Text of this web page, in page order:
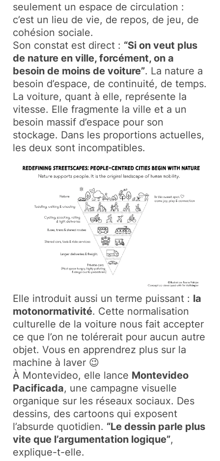
seulement un espace de circulation :
c’est un lieu de vie, de repos, de jeu, de
cohésion sociale.​
Son constat est direct : “Si on veut plus
de nature en ville, forcément, on a
besoin de moins de voiture”. La nature a
besoin d’espace, de continuité, de temps.
La voiture, quant à elle, représente la
vitesse. Elle fragmente la ville et a un
besoin massif d’espace pour son
stockage. Dans les proportions actuelles,
les deux sont incompatibles.​
Elle introduit aussi un terme puissant : la
motonormativité. Cette normalisation
culturelle de la voiture nous fait accepter
ce que l’on ne tolérerait pour aucun autre
objet. Vous en apprendrez plus sur la
machine à laver 😉
À Montevideo, elle lance Montevideo
Pacificada, une campagne visuelle
organique sur les réseaux sociaux. Des
dessins, des cartoons qui exposent
l’absurde quotidien. “Le dessin parle plus
vite que l’argumentation logique”,
explique-t-elle.​